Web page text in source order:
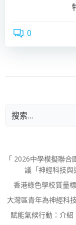
0
「 2026中學模擬聯
議「神經科技與
香港綠色學校質量
大灣區青年為神經科
賦能氣候行動：介